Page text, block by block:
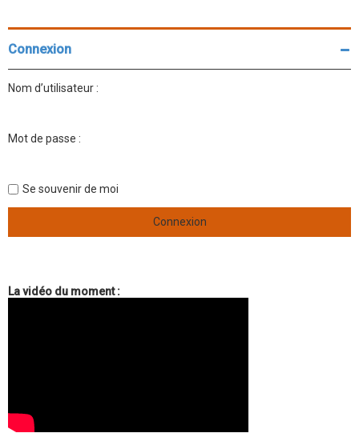
Connexion
Nom d’utilisateur :
Mot de passe :
Se souvenir de moi
La vidéo du moment :